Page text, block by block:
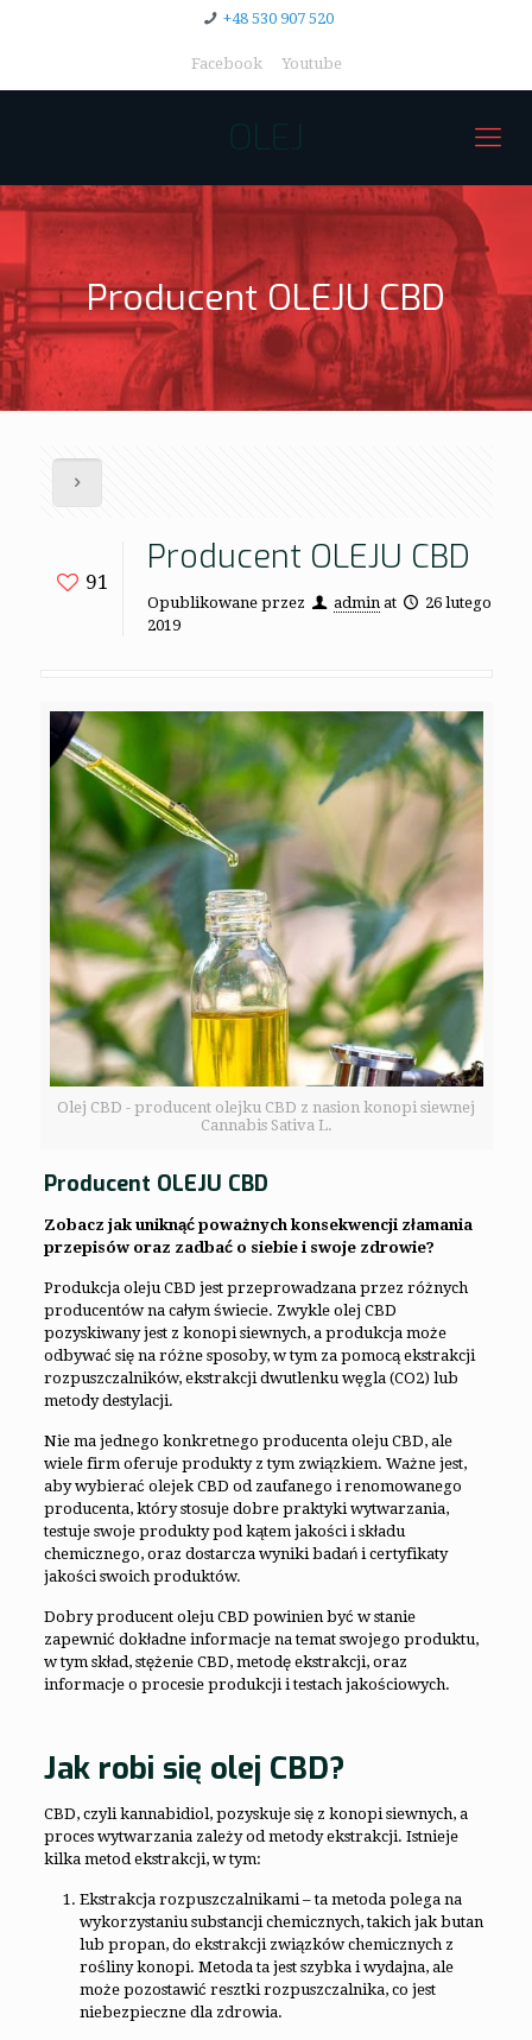
+48 530 907 520
Facebook Youtube
OLEJ
Producent OLEJU CBD
91
Producent OLEJU CBD
Opublikowane przez admin at
26 lutego
2019
Olej CBD - producent olejku CBD z nasion konopi siewnej
Cannabis Sativa L.
Producent OLEJU CBD
Zobacz jak uniknąć poważnych konsekwencji złamania
przepisów oraz zadbać o siebie i swoje zdrowie?
Produkcja oleju CBD jest przeprowadzana przez różnych
producentów na całym świecie. Zwykle olej CBD
pozyskiwany jest z konopi siewnych, a produkcja może
odbywać się na różne sposoby, w tym za pomocą ekstrakcji
rozpuszczalników, ekstrakcji dwutlenku węgla (CO2) lub
metody destylacji.
Nie ma jednego konkretnego producenta oleju CBD, ale
wiele firm oferuje produkty z tym związkiem. Ważne jest,
aby wybierać olejek CBD od zaufanego i renomowanego
producenta, który stosuje dobre praktyki wytwarzania,
testuje swoje produkty pod kątem jakości i składu
chemicznego, oraz dostarcza wyniki badań i certyfikaty
jakości swoich produktów.
Dobry producent oleju CBD powinien być w stanie
zapewnić dokładne informacje na temat swojego produktu,
w tym skład, stężenie CBD, metodę ekstrakcji, oraz
informacje o procesie produkcji i testach jakościowych.
Jak robi się olej CBD?
CBD, czyli kannabidiol, pozyskuje się z konopi siewnych, a
proces wytwarzania zależy od metody ekstrakcji. Istnieje
kilka metod ekstrakcji, w tym:
Ekstrakcja rozpuszczalnikami – ta metoda polega na
wykorzystaniu substancji chemicznych, takich jak butan
lub propan, do ekstrakcji związków chemicznych z
rośliny konopi. Metoda ta jest szybka i wydajna, ale
może pozostawić resztki rozpuszczalnika, co jest
niebezpieczne dla zdrowia.